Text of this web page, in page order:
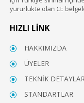
yürürlükte olan CE
HIZLI LİNK
HAKKIMIZDA
ÜYELER
TEKNİK
STANDARTLAR